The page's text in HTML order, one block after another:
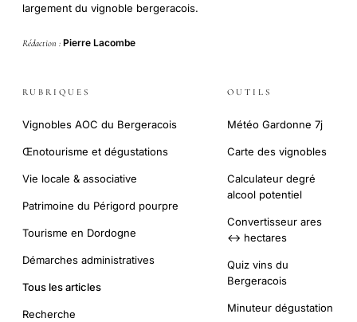
largement du vignoble bergeracois.
Rédaction : Pierre Lacombe
RUBRIQUES
Vignobles AOC du Bergeracois
Œnotourisme et dégustations
Vie locale & associative
Patrimoine du Périgord pourpre
Tourisme en Dordogne
Démarches administratives
Tous les articles
Recherche
OUTILS
Météo Gardonne 7j
Carte des vignobles
Calculateur degré
alcool potentiel
Convertisseur ares
↔ hectares
Quiz vins du
Bergeracois
Minuteur dégustation